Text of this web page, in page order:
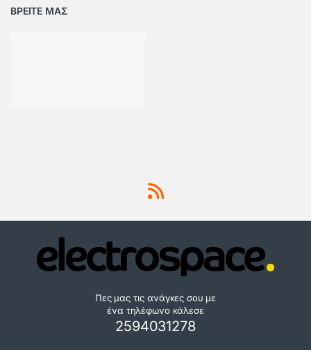
ΒΡΕΙΤΕ ΜΑΣ
Πες μας τις ανάγκες σου με
ένα τηλέφωνο κάλεσε
2594031278